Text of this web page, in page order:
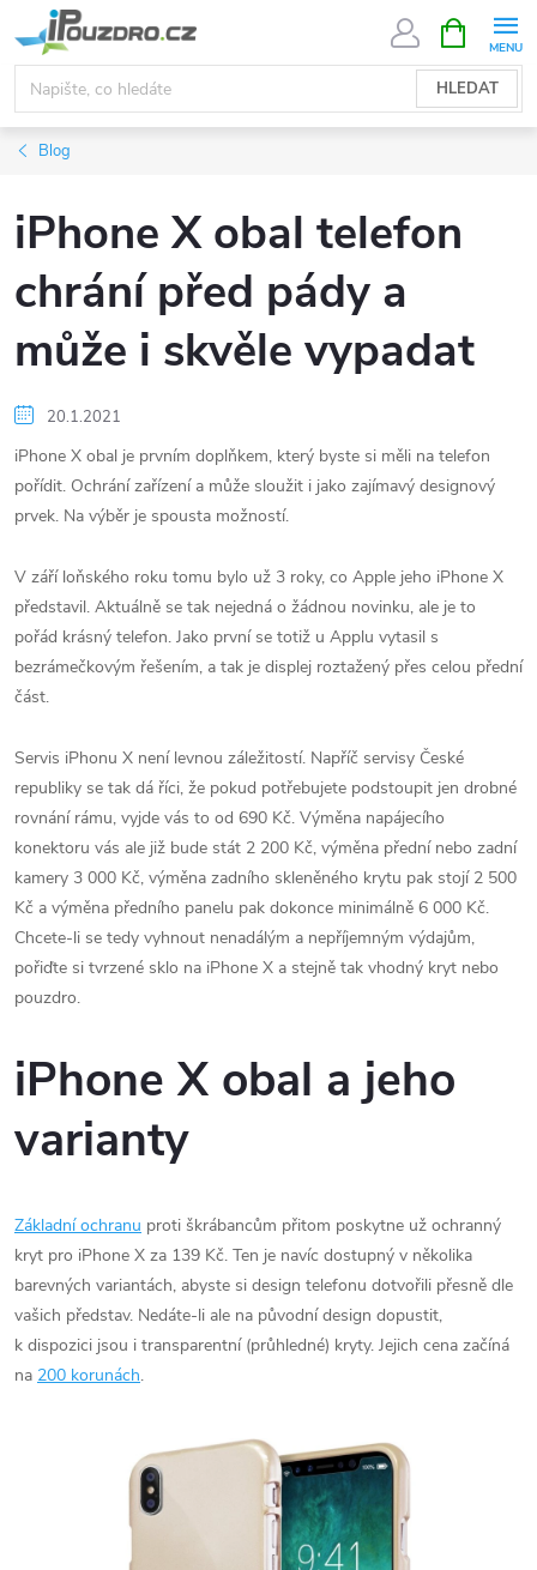
na
obsah
HLEDAT
NÁKUPNÍ
KOŠÍK
Blog
iPhone X obal telefon
chrání před pády a
může i skvěle vypadat
20.1.2021
iPhone X obal je prvním doplňkem, který byste si měli na telefon
pořídit. Ochrání zařízení a může sloužit i jako zajímavý designový
prvek. Na výběr je spousta možností.
V září loňského roku tomu bylo už 3 roky, co Apple jeho iPhone X
představil. Aktuálně se tak nejedná o žádnou novinku, ale je to
pořád krásný telefon. Jako první se totiž u Applu vytasil s
bezrámečkovým řešením, a tak je displej roztažený přes celou přední
část.
Servis iPhonu X není levnou záležitostí. Napříč servisy České
republiky se tak dá říci, že pokud potřebujete podstoupit jen drobné
rovnání rámu, vyjde vás to od 690 Kč. Výměna napájecího
konektoru vás ale již bude stát 2 200 Kč, výměna přední nebo zadní
kamery 3 000 Kč, výměna zadního skleněného krytu pak stojí 2 500
Kč a výměna předního panelu pak dokonce minimálně 6 000 Kč.
Chcete-li se tedy vyhnout nenadálým a nepříjemným výdajům,
pořiďte si tvrzené sklo na iPhone X a stejně tak vhodný kryt nebo
pouzdro.
iPhone X obal a jeho
varianty
Základní ochranu proti škrábancům přitom poskytne už ochranný
kryt pro iPhone X za 139 Kč. Ten je navíc dostupný v několika
barevných variantách, abyste si design telefonu dotvořili přesně dle
vašich představ. Nedáte-li ale na původní design dopustit,
k dispozici jsou i transparentní (průhledné) kryty. Jejich cena začíná
na 200 korunách.